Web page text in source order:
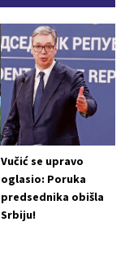
Vučić se upravo
oglasio: Poruka
predsednika obišla
Srbiju!